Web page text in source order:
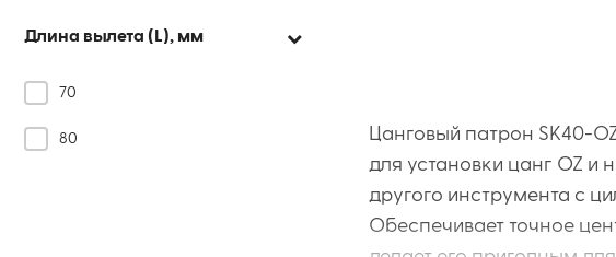
Длина вылета (L), мм
70
80
Цанговый патрон SK40-
для установки цанг OZ
другого инструмента с
Обеспечивает точное